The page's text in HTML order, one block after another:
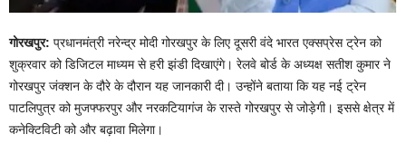
गोरखपुर: प्रधानमंत्री नरेन्द्र मोदी गोरखपुर के लिए दूसरी वंदे भारत एक्सप्रेस ट्रेन को
शुक्रवार को डिजिटल माध्यम से हरी झंडी दिखाएंगे। रेलवे बोर्ड के अध्यक्ष सतीश कुमार ने
गोरखपुर जंक्शन के दौरे के दौरान यह जानकारी दी। उन्होंने बताया कि यह नई ट्रेन
पाटलिपुत्र को मुजफ्फरपुर और नरकटियागंज के रास्ते गोरखपुर से जोड़ेगी। इससे क्षेत्र में
कनेक्टिविटी को और बढ़ावा मिलेगा।